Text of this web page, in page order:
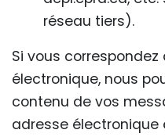
réseau tiers).
Si vous
électronique, nous
contenu de vos
adresse électronique